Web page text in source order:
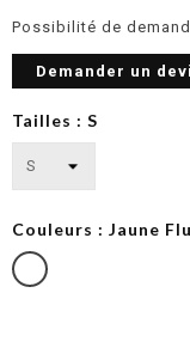
Possibilité de
Demander un
Tailles : S
Couleurs : Jaune